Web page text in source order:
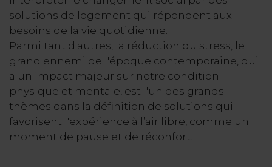
solutions de logement qui répondent aux
besoins de la vie quotidienne.
Parmi tant d'autres, la réduction du stress, le
grand ennemi de l'époque contemporaine, qui
a un impact majeur sur notre condition
physique et mentale, est l'un des grands
thèmes dans la définition de solutions qui
favorisent l'expérience à l’air libre, comme un
moment de pause et de réconfort.